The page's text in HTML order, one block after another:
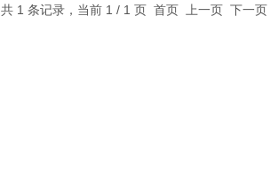
共 1 条记录，当前 1 / 1 页 首页 上一页 下一